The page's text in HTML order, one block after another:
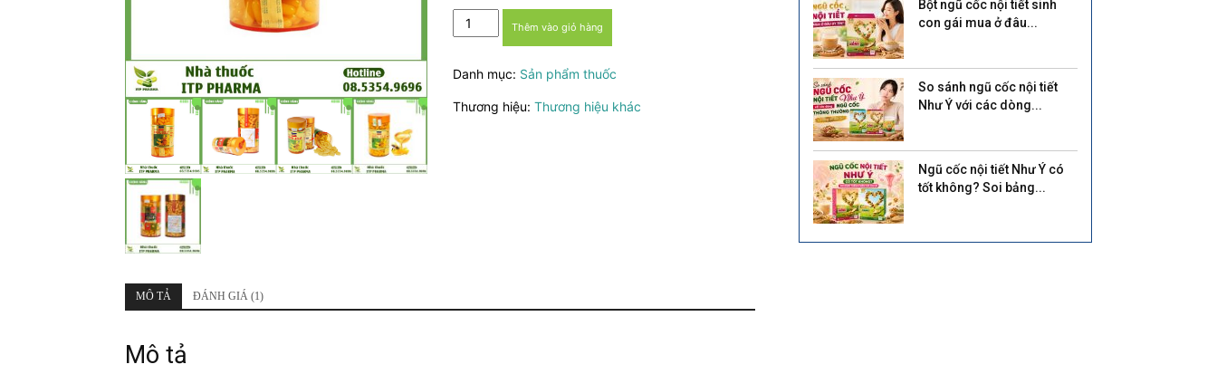
Sữa
ong
Costar
Jelly
Thêm vào giỏ hàng
Danh mục: Sản phẩm thuốc
Thương hiệu: Thương hiệu khác
MÔ TẢ ĐÁNH GIÁ (1)
Mô tả
Bột ngũ cốc nội tiết sinh
con gái mua ở đâu...
So sánh ngũ cốc nội tiết
Như Ý với các dòng...
Ngũ cốc nội tiết Như Ý có
tốt không? Soi bảng...